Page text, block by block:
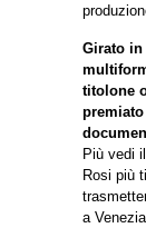
Girato in
titolone
Più vedi
Rosi più
a